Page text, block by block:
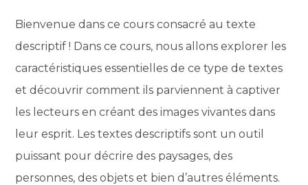
Bienvenue dans ce cours consacré au texte
descriptif ! Dans ce cours, nous allons explorer les
caractéristiques essentielles de ce type de textes
et découvrir comment ils parviennent à captiver
les lecteurs en créant des images vivantes dans
leur esprit. Les textes descriptifs sont un outil
puissant pour décrire des paysages, des
personnes, des objets et bien d’autres éléments.